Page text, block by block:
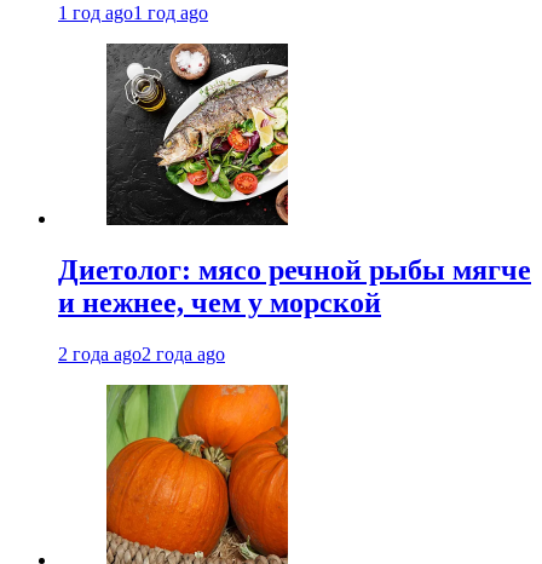
1 год ago1 год ago
Диетолог: мясо речной рыбы мягче
и нежнее, чем у морской
2 года ago2 года ago